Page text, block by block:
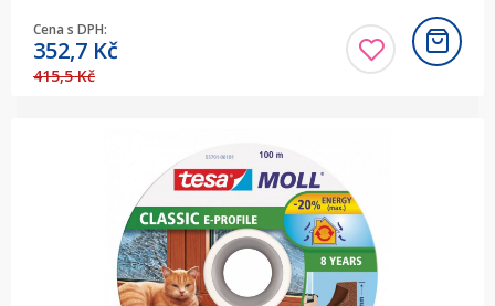
Cena s DPH:
352,7 Kč
415,5 Kč